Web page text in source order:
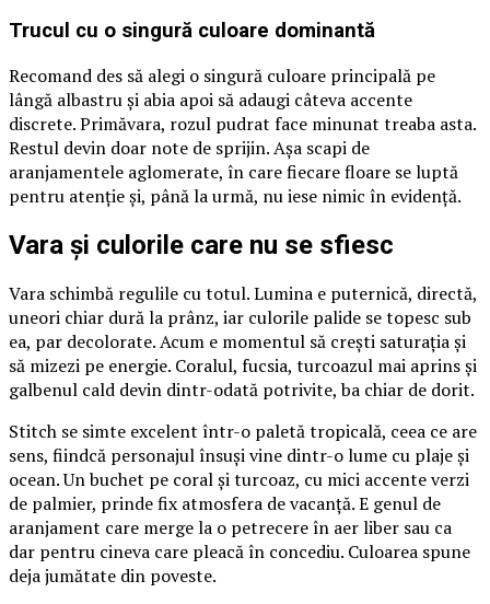
Trucul cu o singură culoare dominantă
Recomand des să alegi o singură culoare principală pe
lângă albastru și abia apoi să adaugi câteva accente
discrete. Primăvara, rozul pudrat face minunat treaba asta.
Restul devin doar note de sprijin. Așa scapi de
aranjamentele aglomerate, în care fiecare floare se luptă
pentru atenție și, până la urmă, nu iese nimic în evidență.
Vara și culorile care nu se sfiesc
Vara schimbă regulile cu totul. Lumina e puternică, directă,
uneori chiar dură la prânz, iar culorile palide se topesc sub
ea, par decolorate. Acum e momentul să crești saturația și
să mizezi pe energie. Coralul, fucsia, turcoazul mai aprins și
galbenul cald devin dintr-odată potrivite, ba chiar de dorit.
Stitch se simte excelent într-o paletă tropicală, ceea ce are
sens, fiindcă personajul însuși vine dintr-o lume cu plaje și
ocean. Un buchet pe coral și turcoaz, cu mici accente verzi
de palmier, prinde fix atmosfera de vacanță. E genul de
aranjament care merge la o petrecere în aer liber sau ca
dar pentru cineva care pleacă în concediu. Culoarea spune
deja jumătate din poveste.